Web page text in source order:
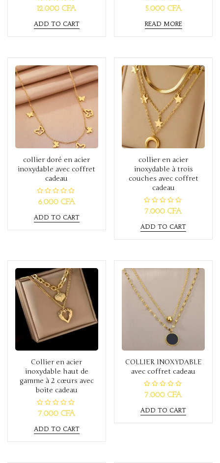
R
a
e
d
0
o
f
5
12.000CFA
ADD TO CART
R
a
e
d
0
o
f
5
5.000CFA
READ MORE
collier doré en acier
inoxydable avec coffret
cadeau
R
a
e
d
0
6.000CFA
ADD TO CART
collier en acier
inoxydable à trois
couches avec coffret
cadeau
R
a
e
d
0
o
f
7.000CFA
ADD TO CART
Collier en acier
inoxydable haut de
gamme à 2 cœurs avec
boite cadeau
R
a
e
d
0
7.000 CFA
ADD TO CART
COLLIER INOXYDABLE
avec coffret cadeau
R
a
e
d
0
7.000CFA
ADD TO CART